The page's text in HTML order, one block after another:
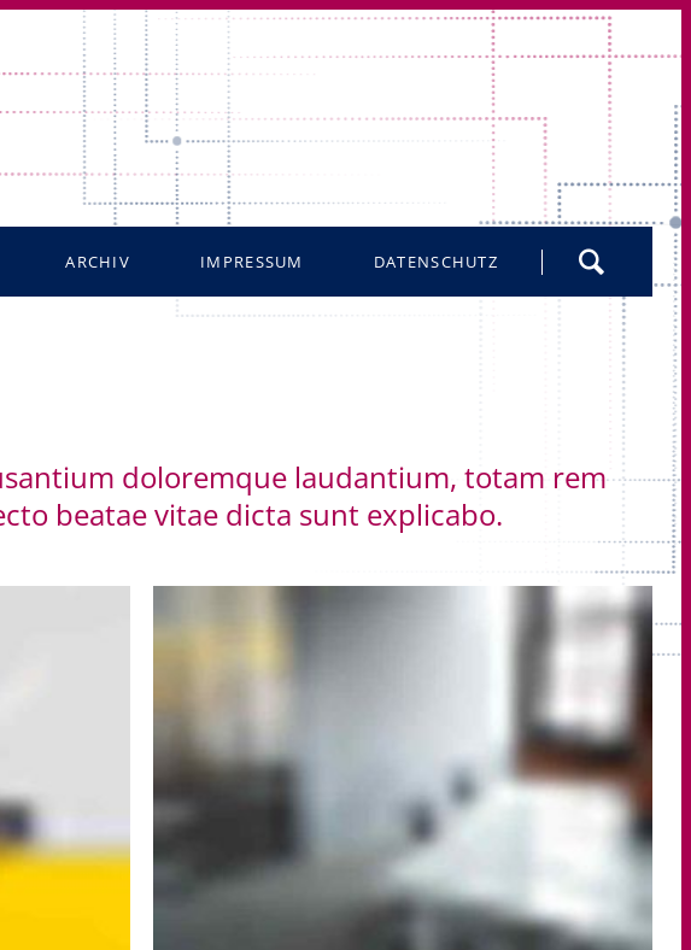
überspringen
ARCHIV IMPRESSUM DATENSCHUTZ
doloremque laudantium, totam rem
beatae vitae dicta sunt explicabo.